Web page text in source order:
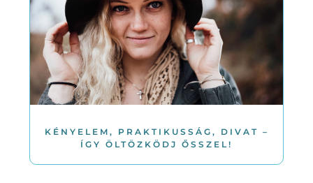
KÉNYELEM, PRAKTIKUSSÁG, DIVAT –
ÍGY ÖLTÖZKÖDJ ŐSSZEL!